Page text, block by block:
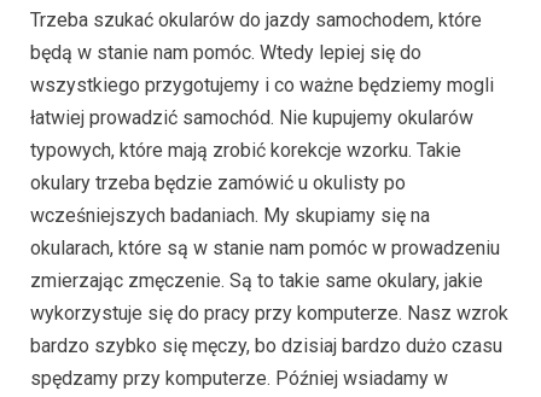
Trzeba szukać okularów do jazdy samochodem, które
będą w stanie nam pomóc. Wtedy lepiej się do
wszystkiego przygotujemy i co ważne będziemy mogli
łatwiej prowadzić samochód. Nie kupujemy okularów
typowych, które mają zrobić korekcje wzorku. Takie
okulary trzeba będzie zamówić u okulisty po
wcześniejszych badaniach. My skupiamy się na
okularach, które są w stanie nam pomóc w prowadzeniu
zmierzając zmęczenie. Są to takie same okulary, jakie
wykorzystuje się do pracy przy komputerze. Nasz wzrok
bardzo szybko się męczy, bo dzisiaj bardzo dużo czasu
spędzamy przy komputerze. Później wsiadamy w